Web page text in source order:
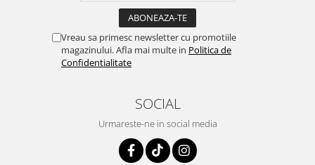
Vreau sa primesc newsletter cu promotiile
magazinului. Afla mai multe in Politica de
Confidentialitate
SOCIAL
Urmareste-ne in social media